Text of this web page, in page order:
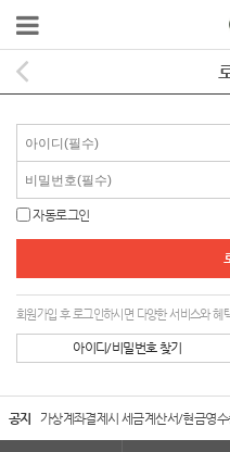
자동로그인
회원가입 후 로그인하시면 다양한 서비스와 혜
아이디/비밀번호 찾기
공지 가상계좌결제시 세금계산서/현금영수